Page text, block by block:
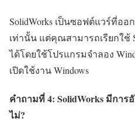
SolidWorks เป็นซอฟต์แวร์ที่ออ
เท่านั้น แต่คุณสามารถเรียกใช้
ได้โดยใช้โปรแกรมจำลอง
เปิดใช้งาน Windows
คำถามที่ 4: SolidWorks มีการ
ไม่?